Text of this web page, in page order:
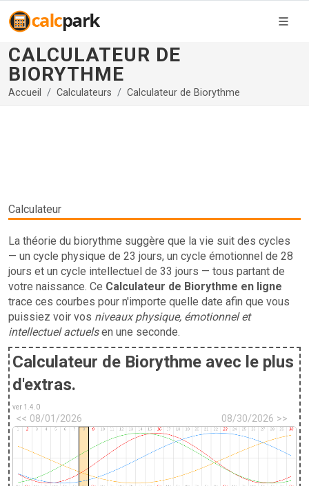
CALCULATEUR DE
BIORYTHME
Accueil Calculateurs Calculateur de Biorythme
Calculateur
La théorie du biorythme suggère que la vie suit des cycles
— un cycle physique de 23 jours, un cycle émotionnel de 28
jours et un cycle intellectuel de 33 jours — tous partant de
votre naissance. Ce Calculateur de Biorythme en ligne
trace ces courbes pour n'importe quelle date afin que vous
puissiez voir vos niveaux physique, émotionnel et
intellectuel actuelsen une seconde.
Calculateur de Biorythme avec le plus
d'extras.
ver 1.4.0
<< 08/01/2026 08/30/2026 >>